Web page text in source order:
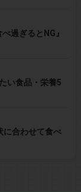
過ぎるとNG』
い食品・栄養5
に合わせて食べ